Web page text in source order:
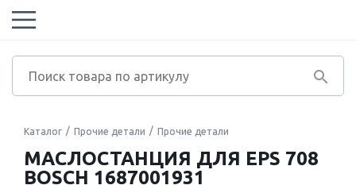
Каталог Прочие детали Прочие детали
МАСЛОСТАНЦИЯ ДЛЯ EPS 708
BOSCH 1687001931